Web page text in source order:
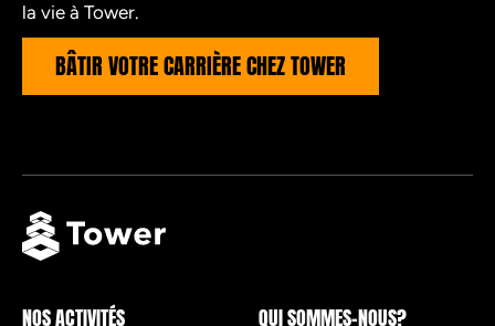
la vie à Tower.
BÂTIR VOTRE CARRIÈRE CHEZ TOWER
NOS ACTIVITÉS QUI SOMMES-NOUS?